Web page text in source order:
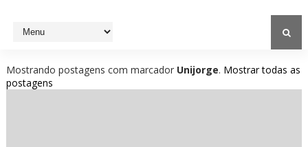
Mostrando postagens com marcador Unijorge. Mostrar todas as
postagens